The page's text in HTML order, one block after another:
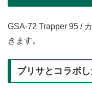
GSA-72 Trapper 95 /
きます。
ブリサとコラボ